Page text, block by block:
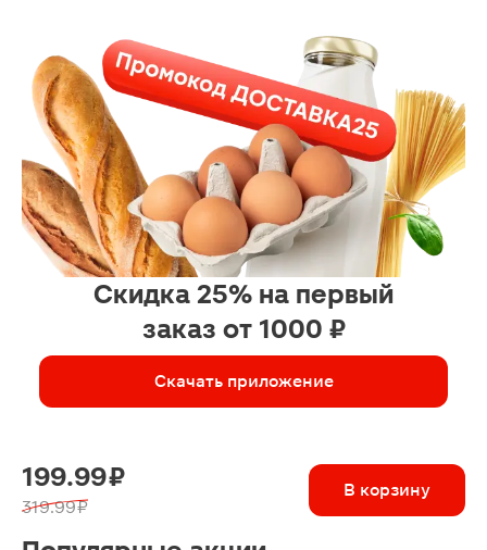
Скидка 25% на первый
заказ от 1000 ₽
Скачать приложение
199.99 ₽
319.99 ₽
В корзину